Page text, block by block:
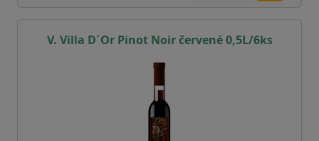
V. Villa D´Or Pinot Noir červené 0,5L/6ks